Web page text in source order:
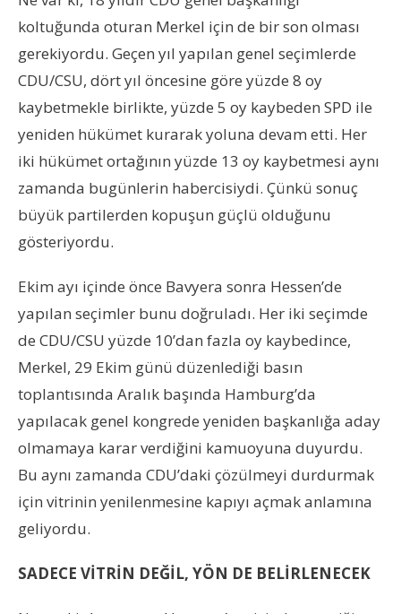
koltuğunda oturan Merkel için de bir son olması
gerekiyordu. Geçen yıl yapılan genel seçimlerde
CDU/CSU, dört yıl öncesine göre yüzde 8 oy
kaybetmekle birlikte, yüzde 5 oy kaybeden SPD ile
yeniden hükümet kurarak yoluna devam etti. Her
iki hükümet ortağının yüzde 13 oy kaybetmesi aynı
zamanda bugünlerin habercisiydi. Çünkü sonuç
büyük partilerden kopuşun güçlü olduğunu
gösteriyordu.
Ekim ayı içinde önce Bavyera sonra Hessen’de
yapılan seçimler bunu doğruladı. Her iki seçimde
de CDU/CSU yüzde 10’dan fazla oy kaybedince,
Merkel, 29 Ekim günü düzenlediği basın
toplantısında Aralık başında Hamburg’da
yapılacak genel kongrede yeniden başkanlığa aday
olmamaya karar verdiğini kamuoyuna duyurdu.
Bu aynı zamanda CDU’daki çözülmeyi durdurmak
için vitrinin yenilenmesine kapıyı açmak anlamına
geliyordu.
SADECE VİTRİN DEĞİL, YÖN DE BELİRLENECEK